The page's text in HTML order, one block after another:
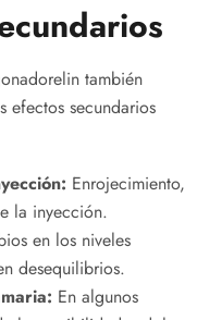
también
efectos secundarios
Enrojecimiento,
la inyección.
en los niveles
desequilibrios.
En algunos